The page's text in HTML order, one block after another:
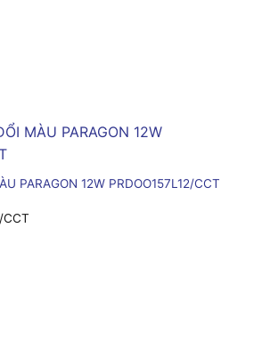
PARAGON 12W PRDOO157L12/CCT
CCT